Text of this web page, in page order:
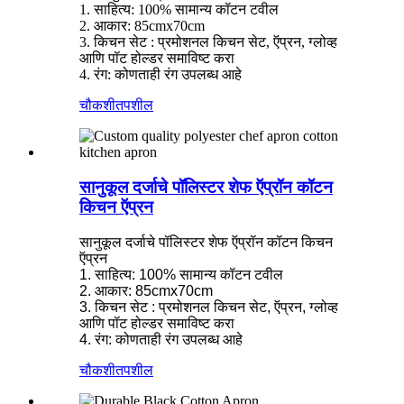
1. साहित्य: 100% सामान्य कॉटन टवील
2. आकार: 85cmx70cm
3. किचन सेट : प्रमोशनल किचन सेट, ऍप्रन, ग्लोव्ह
आणि पॉट होल्डर समाविष्ट करा
4. रंग: कोणताही रंग उपलब्ध आहे
चौकशीतपशील
सानुकूल दर्जाचे पॉलिस्टर शेफ ऍप्रॉन कॉटन
किचन ऍप्रन
सानुकूल दर्जाचे पॉलिस्टर शेफ ऍप्रॉन कॉटन किचन
ऍप्रन
1. साहित्य: 100% सामान्य कॉटन टवील
2. आकार: 85cmx70cm
3. किचन सेट : प्रमोशनल किचन सेट, ऍप्रन, ग्लोव्ह
आणि पॉट होल्डर समाविष्ट करा
4. रंग: कोणताही रंग उपलब्ध आहे
चौकशीतपशील